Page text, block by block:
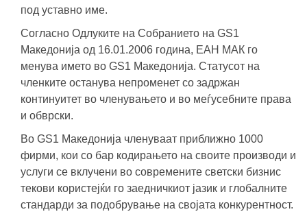
под уставно име.
Согласно Одлуките на Собранието на GS1
Македонија од 16.01.2006 година, ЕАН МАК го
менува името во GS1 Македонија. Статусот на
членките останува непроменет со задржан
континуитет во членувањето и во меѓусебните права
и обврски.
Во GS1 Македонија членуваат приближно 1000
фирми, кои со бар кодирањето на своите производи и
услуги се вклучени во современите светски бизнис
текови користејќи го заедничкиот јазик и глобалните
стандарди за подобрување на својата конкурентност.